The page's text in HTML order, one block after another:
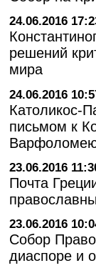
24.06.2016
решений
мира
24.06.2016
Католикос-
письмом к
23.06.2016
Почта
23.06.2016
Собор
диаспоре и